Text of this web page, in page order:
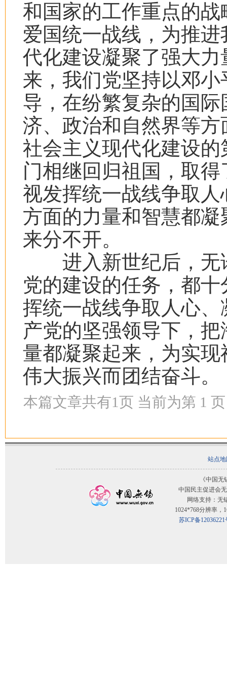
和国家的工作重点的
爱国统一战线，为推
代化建设凝聚了强大
来，我们党坚持以邓
导，在纷繁复杂的国
济、政治和自然界等
社会主义现代化建设
门相继回归祖国，取
视发挥统一战线争取
方面的力量和智慧都
来分不开。
进入新世纪后，无
党的建设的任务，都
挥统一战线争取人心
产党的坚强领导下，
量都凝聚起来，为实
伟大振兴而团结奋斗。
本篇文章共有1页 当前为第 1 页
站点
《中国
中国民主促进会
网络支持：无
1024*768分辨率，
苏ICP备12036221